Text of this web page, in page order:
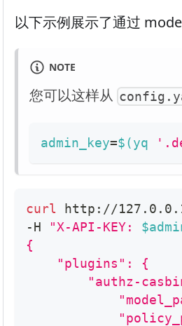
以下示例展示了通过
NOTE
您可以这样从
admin_key=$(yq
curl http://
-H
"X-API-KEY:
{
    "plugins": {
"authz-